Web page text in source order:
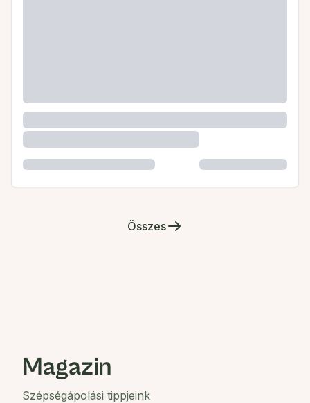
Összes
Magazin
Szépségápolási tippjeink